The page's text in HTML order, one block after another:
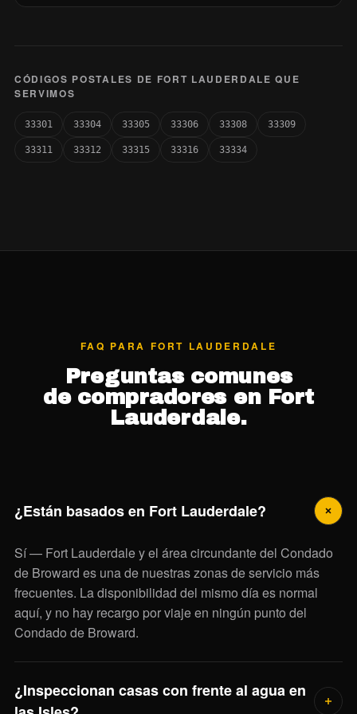
CÓDIGOS POSTALES DE FORT LAUDERDALE QUE
SERVIMOS
33301 33304 33305 33306 33308 33309
33311 33312 33315 33316 33334
FAQ PARA FORT LAUDERDALE
Preguntas comunes
de compradores en Fort
Lauderdale.
¿Están basados en Fort Lauderdale?
Sí — Fort Lauderdale y el área circundante del Condado
de Broward es una de nuestras zonas de servicio más
frecuentes. La disponibilidad del mismo día es normal
aquí, y no hay recargo por viaje en ningún punto del
Condado de Broward.
¿Inspeccionan casas con frente al agua en